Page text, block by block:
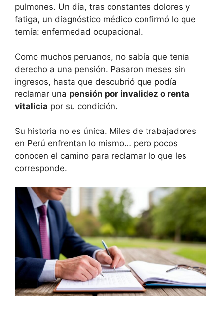
pulmones. Un día, tras constantes dolores y
fatiga, un diagnóstico médico confirmó lo que
temía: enfermedad ocupacional.
Como muchos peruanos, no sabía que tenía
derecho a una pensión. Pasaron meses sin
ingresos, hasta que descubrió que podía
reclamar una pensión por invalidez o renta
vitalicia por su condición.
Su historia no es única. Miles de trabajadores
en Perú enfrentan lo mismo… pero pocos
conocen el camino para reclamar lo que les
corresponde.